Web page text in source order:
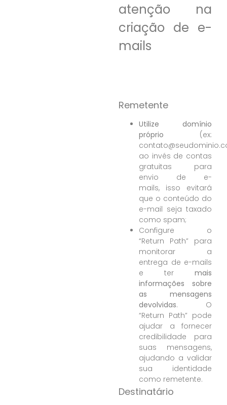
atenção na
criação de e-
mails
Remetente
Utilize domínio
próprio (ex:
ao invés de contas
gratuitas para
envio de e-
mails, isso evitará
que o conteúdo do
e-mail seja taxado
como spam;
Configure o
“Return Path” para
monitorar a
entrega de e-mails
e ter mais
informações sobre
as mensagens
devolvidas. O
“Return Path” pode
ajudar a fornecer
credibilidade para
suas mensagens,
ajudando a validar
sua identidade
como remetente.
Destinatário